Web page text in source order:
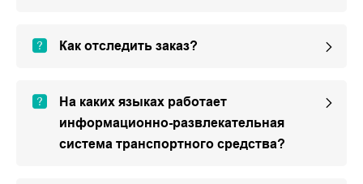
Как отследить заказ?
На каких языках работает
информационно-развлекательная
система транспортного средства?